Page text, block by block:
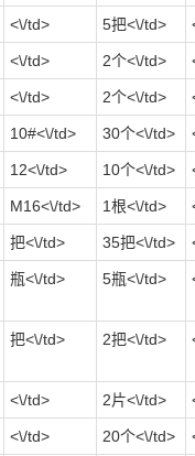
<\/td> 5把<\/td>
<\/td> 2个<\/td>
<\/td> 2个<\/td>
10#<\/td> 30个<\/td>
12<\/td> 10个<\/td>
M16<\/td> 1根<\/td>
把<\/td> 35把<\/td>
瓶<\/td> 5瓶<\/td>
把<\/td> 2把<\/td>
<\/td> 2片<\/td>
<\/td> 20个<\/td>